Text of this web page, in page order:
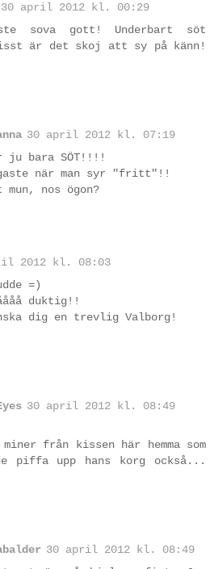
30 april 2012 kl. 00:29
sova gott! Underbart söt
är det skoj att sy på känn!
30 april 2012 kl. 07:19
ju bara SÖT!!!!
när man syr "fritt"!!
nos ögon?
2012 kl. 08:03
=)
duktig!!
dig en trevlig Valborg!
30 april 2012 kl. 08:49
från kissen här hemma som
piffa upp hans korg också...
30 april 2012 kl. 08:49